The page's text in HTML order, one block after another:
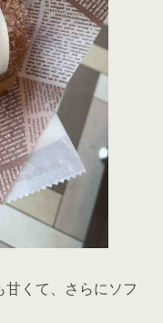
くて、さらにソフ